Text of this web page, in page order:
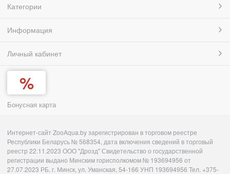
Категории
Информация
Личный кабинет
Бонусная карта
Интернет-сайт ZooAqua.by зарегистрирован в торговом реестре
Республики Беларусь № 568354, дата включения сведений в торговый
реестр 22.11.2023 ООО "Дрозд" Свидетельство о государственной
регистрации выдано Минским горисполкомом № 193694956 от
27.07.2023 РБ, г. Минск, ул. Уманская, 54-166 УНП 193694956 Тел. +375-